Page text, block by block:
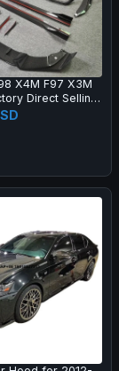
X4M F97 X3M
Direct Selling
AE Style Front
Rear Diffuser